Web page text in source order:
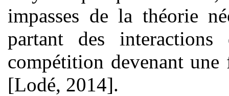
impasses de la théorie
partant des
compétition devenant
[Lodé, 2014].